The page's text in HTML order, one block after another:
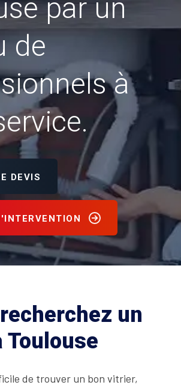
par un
de
à
DEVIS
un
de trouver un bon vitrier,